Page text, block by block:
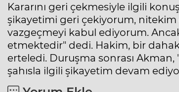
Kararını geri çekmesiyle ilgili
şikayetimi geri çekiyorum,
vazgeçmeyi kabul ediyorum.
etmektedir" dedi. Hakim, bir
erteledi. Duruşma sonrası Akman,
şahısla ilgili şikayetim devam